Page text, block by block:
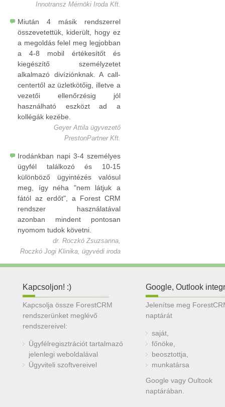
Innotransz Mérnöki Iroda Kft.
Miután 4 másik rendszerrel
összevetettük, kiderült, hogy ez
a megoldás felel meg legjobban
a 4-8 mobil értékesítőt és
kiegészítő személyzetet
alkalmazó divíziónknak. A call-
centertől az üzletkötőig, illetve a
vezetői ellenőrzésig jól
használható eszközt ad a
kollégák kezébe.
Geyer Attila ügyvezető
PrestonPartner Kft.
Irodánkban napi 3-4 személyes
ügyfél találkozó és 10-15
különböző ügyintézés valósul
meg, így néha "nem látjuk a
fától az erdőt", a Forest CRM
rendszer használatával
azonban mindent pontosan
nyomom tudok követni.
dr. Roczkó Zsuzsanna,
Roczkó Jogi Klinika, ügyvédi iroda
Kapcsoljon! :)
Kapcsolja össze ForestCRM
rendszerünket meglévő
rendszereivel:
Ügyfélregisztrációt tartalmazó
jelenlegi weboldalával
Ügyviteli szoftvereivel
Google, Outlook
Jelenítse meg
naptárát
saját,
főnöke,
beosztottja,
munkatársa
Google vagy Oultook
naptárában.